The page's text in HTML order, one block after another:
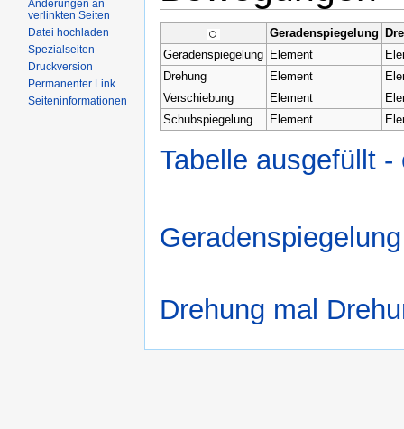
Geradenspiegelung
Geradenspiegelung
Element
Drehung
Element
Verschiebung
Element
Schubspiegelung
Element
Tabelle ausgefüllt -
Drehung mal
Änderungen an
verlinkten Seiten
Datei hochladen
Spezialseiten
Druckversion
Permanenter Link
Seiteninformationen